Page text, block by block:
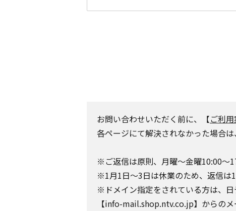
お問い合わせいただく前に、【ご利
各ページにて解決されなかった場合
※ご返信は原則、月曜～金曜10:00～
※1月1日～3日は休業のため、返信は
※ドメイン指定をされている方は、
【info-mail.shop.ntv.co.jp】からの